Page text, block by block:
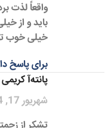
واقعاً لذت
باید و از
خیلی خوب
برای پاسخ
پانته‌آ کریمی
شهریور 17, 1404 در 7:00 ب.ظ